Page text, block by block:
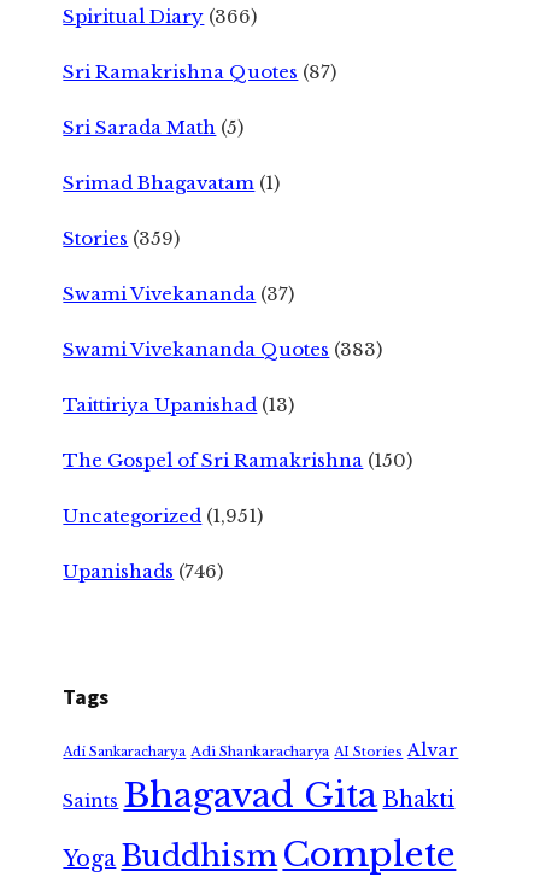
Spiritual Diary (366)
Sri Ramakrishna Quotes (87)
Sri Sarada Math (5)
Srimad Bhagavatam (1)
Stories (359)
Swami Vivekananda (37)
Swami Vivekananda Quotes (383)
Taittiriya Upanishad (13)
The Gospel of Sri Ramakrishna (150)
Uncategorized (1,951)
Upanishads (746)
Tags
Adi Sankaracharya Adi Shankaracharya AI Stories Alvar
Saints Bhagavad GitaBhakti
Yoga Buddhism Complete